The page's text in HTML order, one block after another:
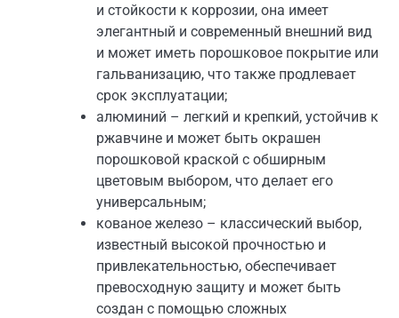
и стойкости к коррозии, она имеет
элегантный и современный внешний вид
и может иметь порошковое покрытие или
гальванизацию, что также продлевает
срок эксплуатации;
алюминий – легкий и крепкий, устойчив к
ржавчине и может быть окрашен
порошковой краской с ​​обширным
цветовым выбором, что делает его
универсальным;
кованое железо – классический выбор,
известный высокой прочностью и
привлекательностью, обеспечивает
превосходную защиту и может быть
создан с помощью сложных